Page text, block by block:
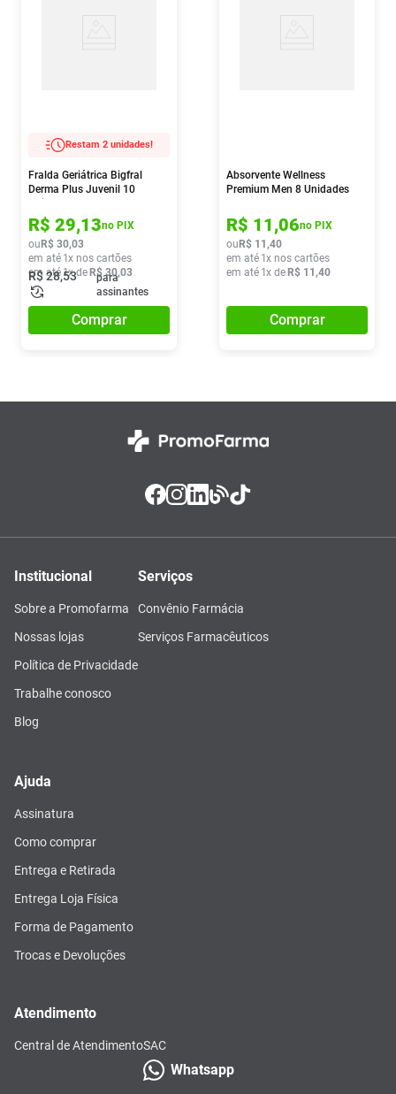
Restam 2 unidades!
Fralda Geriátrica Bigfral
Derma Plus Juvenil 10
R$ 29,13no PIX
ou R$ 30,03
em até 1x nos cartões
em até 1x de R$ 30,03
R$28,53
para
assinantes
Comprar
Absorvente Wellness
Premium Men 8 Unidades
R$ 11,06no PIX
ou R$ 11 ,40
em até 1x nos cartões
em até 1x de R$ 11 ,40
Comprar
Institucional
Sobre a Promofarma
Nossas lojas
Política de Privacidade
Trabalhe conosco
Blog
Serviços
Convênio Farmácia
Serviços Farmacêuticos
Ajuda
Assinatura
Como comprar
Entrega e Retirada
Entrega Loja Física
Forma de Pagamento
Trocas e Devoluções
Atendimento
Central de AtendimentoSAC
Whatsapp